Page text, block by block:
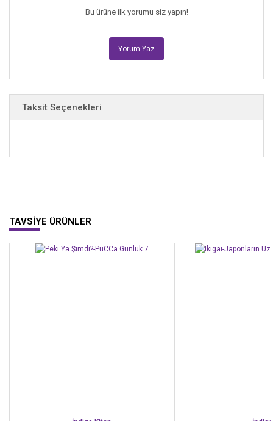
Bu ürüne ilk yorumu siz yapın!
Yorum Yaz
Taksit Seçenekleri
TAVSİYE ÜRÜNLER